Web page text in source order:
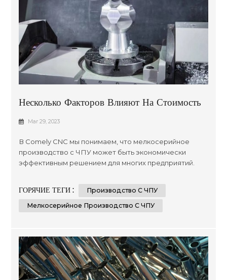
Несколько Факторов Влияют На Стоимость
Мелкосерийного Производства Станков С
Mar 29, 2023
В Comely CNC мы понимаем, что мелкосерийное
производство с ЧПУ может быть экономически
эффективным решением для многих предприятий.
этой статье мы рассмотрим семь ключевых
факторов, которые могут повлиять на цену
ГОРЯЧИЕ ТЕГИ :
Производство С ЧПУ
Мелкосерийное Производство С ЧПУ